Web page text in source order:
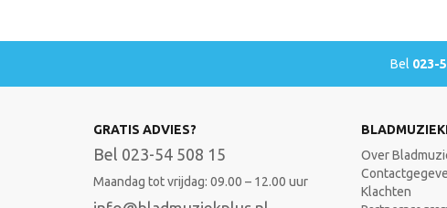
Bel 023-
GRATIS ADVIES?
Bel 023-54 508 15
Maandag tot vrijdag: 09.00 – 12.00 uur
Over
Klachten